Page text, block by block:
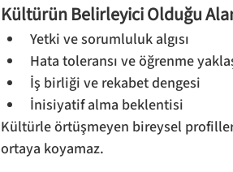
Kültürün Belirleyici Olduğu
Yetki ve sorumluluk algısı
Hata toleransı ve öğrenme
İş birliği ve rekabet dengesi
İnisiyatif alma beklentisi
Kültürle örtüşmeyen bireysel
ortaya koyamaz.